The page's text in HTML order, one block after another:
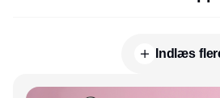
Indlæs
Annonce